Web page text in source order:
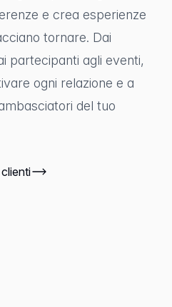
e crea esperienze
tornare. Dai
partecipanti agli eventi,
ogni relazione e a
del tuo